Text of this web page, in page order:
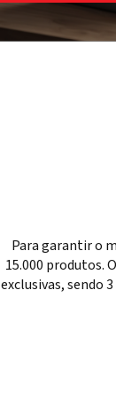
Para garantir o
15.000 produtos.
exclusivas, sendo